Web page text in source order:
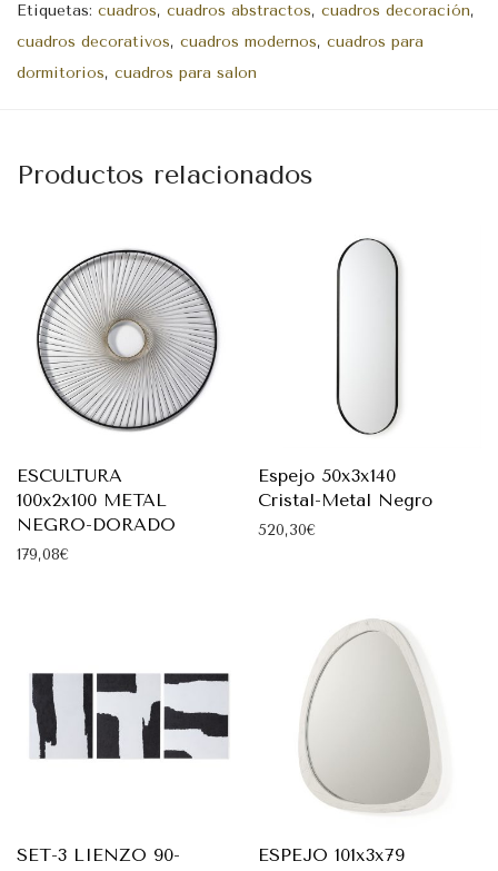
Etiquetas: cuadros, cuadros abstractos, cuadros decoración,
cuadros decorativos, cuadros modernos, cuadros para
dormitorios, cuadros para salon
Productos relacionados
ESCULTURA
100x2x100 METAL
NEGRO-DORADO
179,08€
Espejo 50x3x140
Cristal-Metal Negro
520,30€
SET-3 LIENZO 90-
ESPEJO 101x3x79